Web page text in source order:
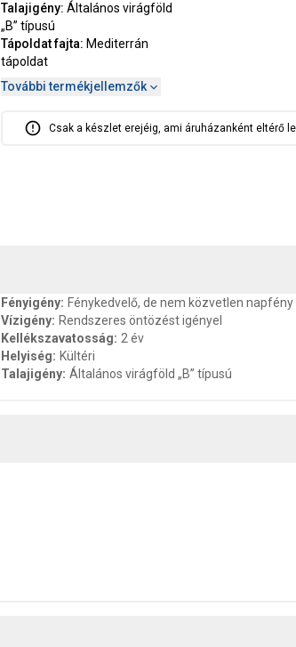
Talajigény: Általános virágföld
„B” típusú
Tápoldat fajta: Mediterrán
tápoldat
További termékjellemzők
Csak a készlet erejéig, ami áruházanként eltérő
Fényigény: Fénykedvelő, de nem közvetlen napfény
Vízigény: Rendszeres öntözést igényel
Kellékszavatosság: 2 év
Helyiség: Kültéri
Talajigény: Általános virágföld „B” típusú